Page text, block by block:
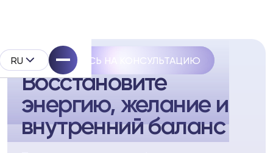
RU ЗАПИШИТЕСЬ НА КОНСУЛЬТАЦИЮ
Пеллетная терапия от Biopell
Восстановите
энергию, желание и
внутренний баланс